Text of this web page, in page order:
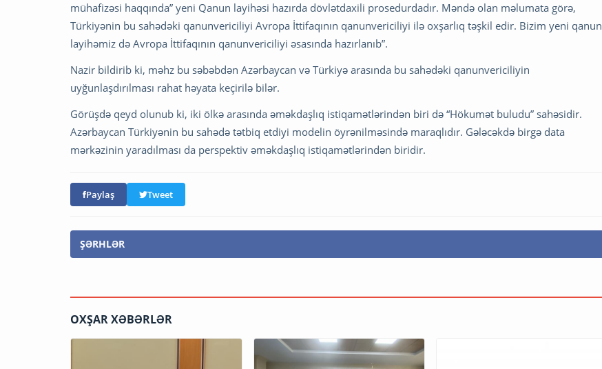
mühafizəsi haqqında” yeni Qanun layihəsi hazırda dövlətdaxili prosedurdadır. Məndə olan məlumata görə,
Türkiyənin bu sahədəki qanunvericiliyi Avropa İttifaqının qanunvericiliyi ilə oxşarlıq təşkil edir. Bizim yeni qanun
layihəmiz də Avropa İttifaqının qanunvericiliyi əsasında hazırlanıb”.
Nazir bildirib ki, məhz bu səbəbdən Azərbaycan və Türkiyə arasında bu sahədəki qanunvericiliyin
uyğunlaşdırılması rahat həyata keçirilə bilər.
Görüşdə qeyd olunub ki, iki ölkə arasında əməkdaşlıq istiqamətlərindən biri də “Hökumət buludu” sahəsidir.
Azərbaycan Türkiyənin bu sahədə tətbiq etdiyi modelin öyrənilməsində maraqlıdır. Gələcəkdə birgə data
mərkəzinin yaradılması da perspektiv əməkdaşlıq istiqamətlərindən biridir.
Paylaş Tweet
ŞƏRHLƏR
OXŞAR XƏBƏRLƏR